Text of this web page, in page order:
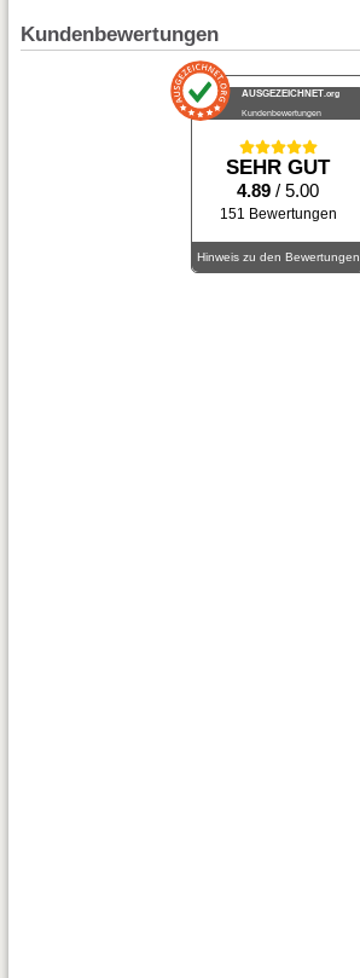
Kundenbewertungen
AUSGEZEICHNET .org
Kundenbewertungen
SEHR GUT
4.89/ 5.00
151 Bewertungen
Hinweis zu den Bewertungen